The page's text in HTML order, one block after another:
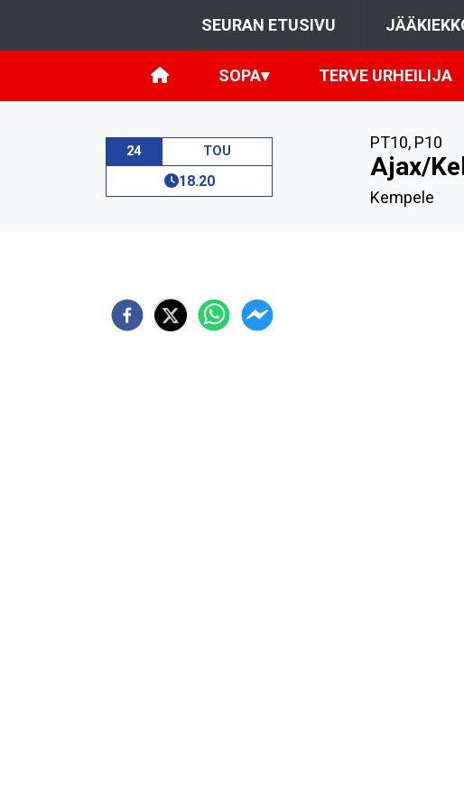
SEURAN ETUSIVU
SOPA▾ TERVE URHEILIJA
24 TOU
18.20
PT10, P10
Ajax/
Kempele